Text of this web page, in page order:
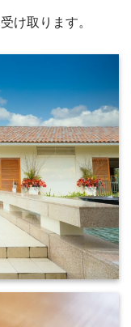
け取ります。